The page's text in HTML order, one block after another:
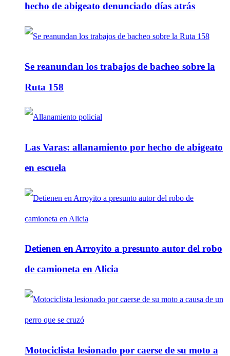
hecho de abigeato denunciado días atrás
Se reanundan los trabajos de bacheo sobre la
Ruta 158
Las Varas: allanamiento por hecho de abigeato
en escuela
Detienen en Arroyito a presunto autor del robo
de camioneta en Alicia
Motociclista lesionado por caerse de su moto a